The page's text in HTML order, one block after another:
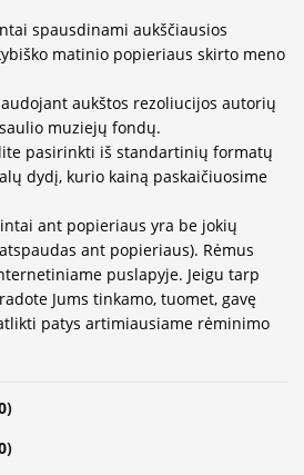
spausdinami aukščiausios
matinio popieriaus skirto meno
aukštos rezoliucijos autorių
muziejų fondų.
pasirinkti iš standartinių formatų
dydį, kurio kainą paskaičiuosime
ant popieriaus yra be jokių
ant popieriaus). Rėmus
puslapyje. Jeigu tarp
Jums tinkamo, tuomet, gavę
patys artimiausiame rėminimo
)
)